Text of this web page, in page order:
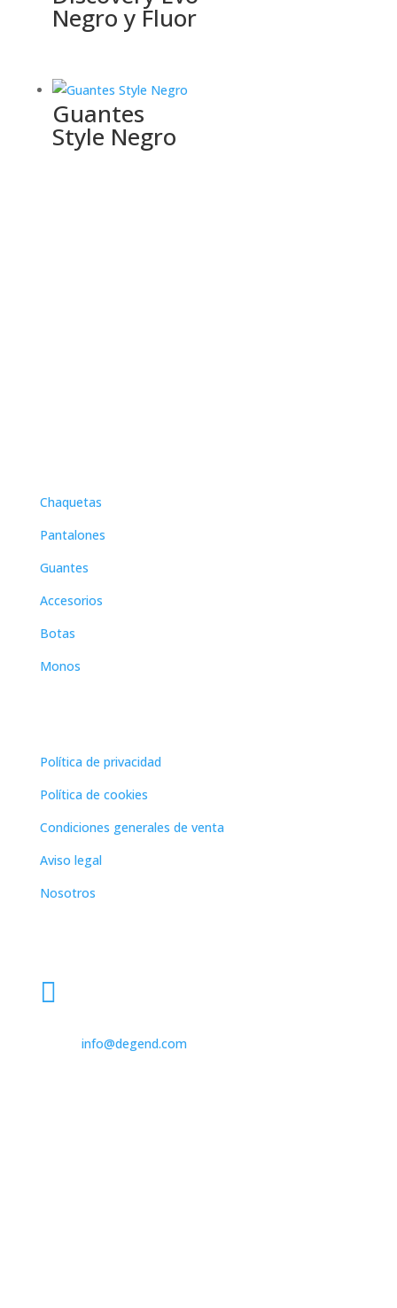
Negro y Fluor
Guantes
Style Negro
Chaquetas
Pantalones
Guantes
Accesorios
Botas
Monos
Política de privacidad
Política de cookies
Condiciones generales de venta
Aviso legal
Nosotros

info@degend.com